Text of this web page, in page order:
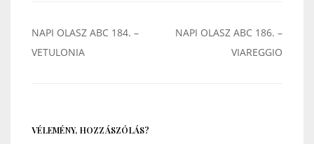
Bejegyzés
navigáció
NAPI OLASZ ABC 184. –
VETULONIA
NAPI OLASZ ABC 186. –
VIAREGGIO
VÉLEMÉNY, HOZZÁSZÓLÁS?